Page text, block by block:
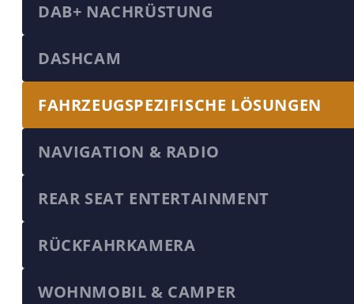
DAB+ NACHRÜSTUNG
DASHCAM
FAHRZEUGSPEZIFISCHE LÖSUNGEN
NAVIGATION & RADIO
REAR SEAT ENTERTAINMENT
RÜCKFAHRKAMERA
WOHNMOBIL & CAMPER